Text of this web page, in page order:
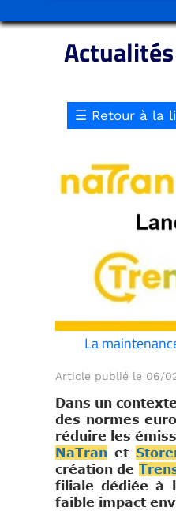
☰ Retour à la
La
Article publié le 06/
Dans un
des normes
réduire les
NaTran et
création de
filiale dédiée à
faible impact